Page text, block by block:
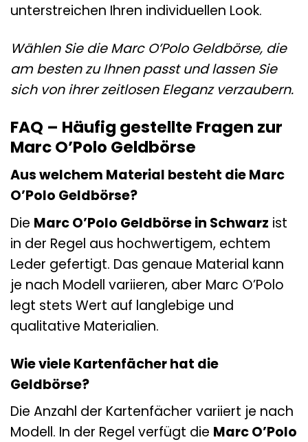
unterstreichen Ihren individuellen Look.
Wählen Sie die Marc O’Polo Geldbörse, die
am besten zu Ihnen passt und lassen Sie
sich von ihrer zeitlosen Eleganz verzaubern.
FAQ – Häufig gestellte Fragen zur
Marc O’Polo Geldbörse
Aus welchem Material besteht die Marc
O’Polo Geldbörse?
Die Marc O’Polo Geldbörse in Schwarz ist
in der Regel aus hochwertigem, echtem
Leder gefertigt. Das genaue Material kann
je nach Modell variieren, aber Marc O’Polo
legt stets Wert auf langlebige und
qualitative Materialien.
Wie viele Kartenfächer hat die
Geldbörse?
Die Anzahl der Kartenfächer variiert je nach
Modell. In der Regel verfügt die Marc O’Polo